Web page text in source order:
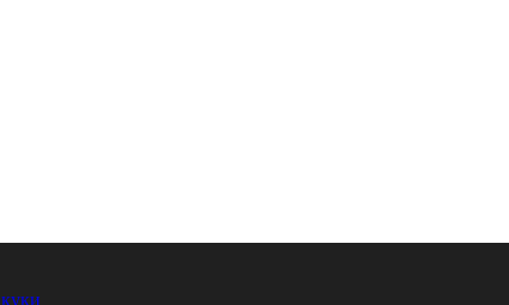
куки